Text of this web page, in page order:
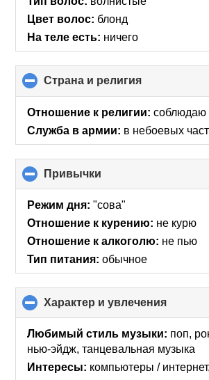
Цвет волос: блонд
На теле есть: ничего
Страна и религия
to
collapse
contents
Отношение к религии: соблюдаю
Служба в армии: в небоевых
Привычки
to
collapse
Режим дня: "сова"
Отношение к курению: не курю
Отношение к алкоголю: не пью
Тип питания: обычное
Характер и увлечения
to
contents
Любимый стиль музыки: поп,
нью-эйдж, танцевальная музыка
Интересы: компьютеры /